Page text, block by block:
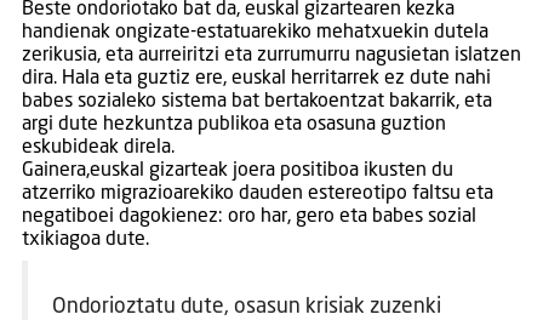
Beste ondoriotako bat da, euskal gizartearen kezka
handienak ongizate-estatuarekiko mehatxuekin dutela
zerikusia, eta aurreiritzi eta zurrumurru nagusietan islatzen
dira. Hala eta guztiz ere, euskal herritarrek ez dute nahi
babes sozialeko sistema bat bertakoentzat bakarrik, eta
argi dute hezkuntza publikoa eta osasuna guztion
eskubideak direla.
Gainera,euskal gizarteak joera positiboa ikusten du
atzerriko migrazioarekiko dauden estereotipo faltsu eta
negatiboei dagokienez: oro har, gero eta babes sozial
txikiagoa dute.
Ondorioztatu dute, osasun krisiak zuzenki